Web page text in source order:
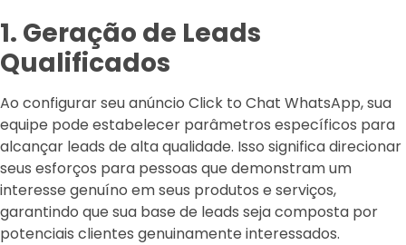
1. Geração de Leads
Qualificados
Ao configurar seu anúncio Click to Chat WhatsApp, sua
equipe pode estabelecer parâmetros específicos para
alcançar leads de alta qualidade. Isso significa direcionar
seus esforços para pessoas que demonstram um
interesse genuíno em seus produtos e serviços,
garantindo que sua base de leads seja composta por
potenciais clientes genuinamente interessados.